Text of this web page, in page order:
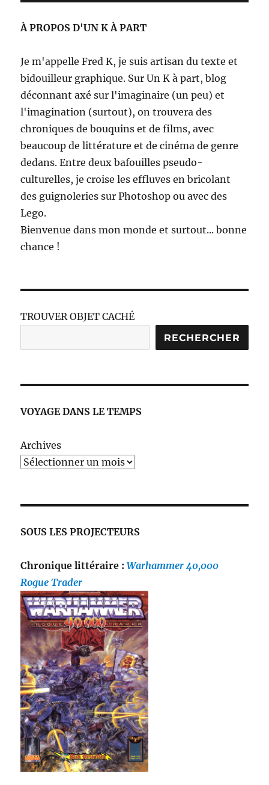
publications
CÉD ANT
À PROPOS D'UN K À PART
Je m'appelle Fred K, je suis artisan du texte et
bidouilleur graphique. Sur Un K à part, blog
déconnant axé sur l'imaginaire (un peu) et
l'imagination (surtout), on trouvera des
chroniques de bouquins et de films, avec
beaucoup de littérature et de cinéma de genre
dedans. Entre deux bafouilles pseudo-
culturelles, je croise les effluves en bricolant
des guignoleries sur Photoshop ou avec des
Lego.
Bienvenue dans mon monde et surtout... bonne
chance !
TROUVER OBJET CACHÉ
RECHERCHER
VOYAGE DANS LE TEMPS
Archives
SOUS LES PROJECTEURS
Chronique littéraire :Warhammer 40,000
Rogue Trader